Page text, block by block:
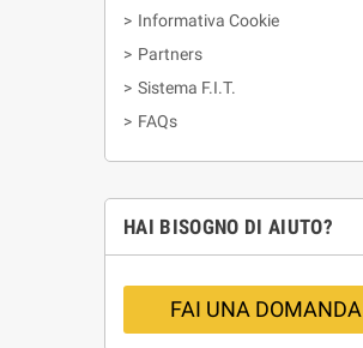
> Informativa Cookie
> Partners
> Sistema F.I.T.
> FAQs
HAI BISOGNO DI AIUTO?
FAI UNA DOMANDA